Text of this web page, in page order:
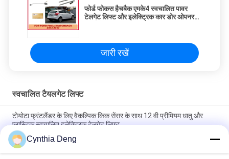
फोर्ड फोकस हैचबैक एमके4 स्वचालित पावर
टेलगेट लिफ्ट और इलेक्ट्रिक कार डोर ओपनर
जारी रखें
स्वचालित टैयलगेट लिफ्ट
टोयोटा फ्रंटलैंडर के लिए वैकल्पिक किक सेंसर के साथ 12 वी प्रीमियम धातु और
प्लास्टिक स्वचालित इलेक्ट्रिक टेलगेट लिफ्ट
अपग्रेड कार ट्रंक पावर लिफ्टगेट ऑटो ट्रंक के लिए टोयोटा टाउन ऐस / लिटेस कार
के लिए सुविधाजनक
Cynthia Deng